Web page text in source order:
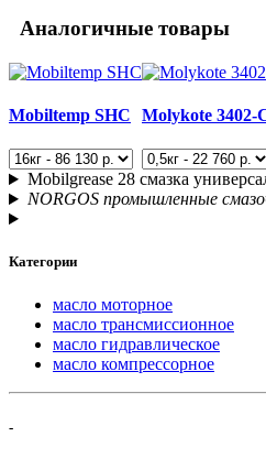
Аналогичные товары
Mobiltemp SHC Molykote 3402-
Mobilgrease 28 смазка
NORGOS промышленные
Категории
масло моторное
масло трансмиссионное
масло гидравлическое
масло компрессорное
-